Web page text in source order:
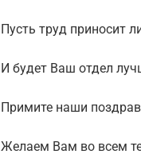
Пусть труд приносит
И будет Ваш отдел
Примите наши
Желаем Вам во всем